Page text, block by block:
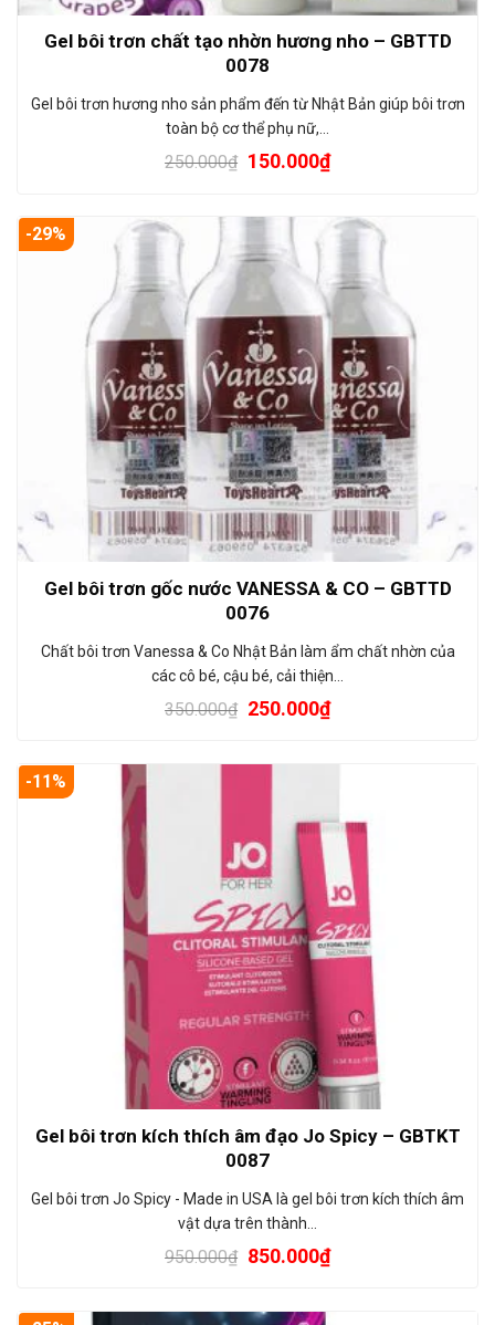
Gel bôi trơn chất tạo nhờn hương nho – GBTTD
0078
Gel bôi trơn hương nho sản phẩm đến từ Nhật Bản giúp bôi trơn
toàn bộ cơ thể phụ nữ,…
250.000₫ 150.000₫
-29%
Gel bôi trơn gốc nước VANESSA & CO – GBTTD
0076
Chất bôi trơn Vanessa & Co Nhật Bản làm ẩm chất nhờn của
các cô bé, cậu bé, cải thiện…
350.000₫ 250.000₫
-11%
Gel bôi trơn kích thích âm đạo Jo Spicy – GBTKT
0087
Gel bôi trơn Jo Spicy - Made in USA là gel bôi trơn kích thích âm
vật dựa trên thành…
950.000₫ 850.000₫